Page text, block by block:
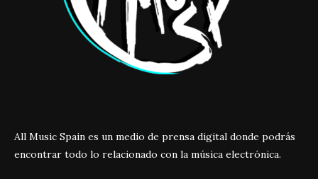
All Music Spain es un medio de prensa digital donde podrás
encontrar todo lo relacionado con la música electrónica.